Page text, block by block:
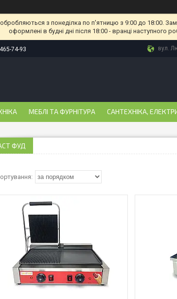
з понеділка по п'ятницю з 9:00 до 18:00.
оформлені в будні дні після 18:00 - вранці наступного
74-93 вул.
МЕБЛІ ТА ФУРНІТУРА САНТЕХНІКА,
ФУД